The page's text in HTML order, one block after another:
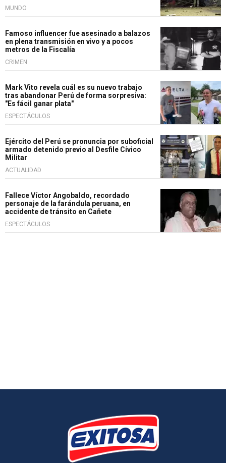
MUNDO
Famoso influencer fue asesinado a balazos
en plena transmisión en vivo y a pocos
metros de la Fiscalía
CRIMEN
Mark Vito revela cuál es su nuevo trabajo
tras abandonar Perú de forma sorpresiva:
"Es fácil ganar plata"
ESPECTÁCULOS
Ejército del Perú se pronuncia por suboficial
armado detenido previo al Desfile Cívico
Militar
ACTUALIDAD
Fallece Víctor Angobaldo, recordado
personaje de la farándula peruana, en
accidente de tránsito en Cañete
ESPECTÁCULOS